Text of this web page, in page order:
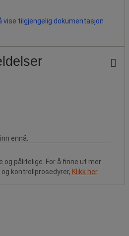
vise tilgjengelig dokumentasjon
og pålitelige. For å finne ut mer
kontrollprosedyrer, Klikk her.